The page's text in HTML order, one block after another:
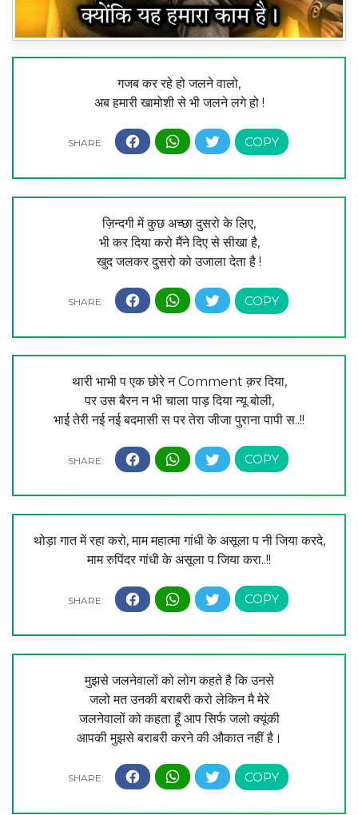
गजब कर रहे हो जलने वालो,
अब हमारी खामोशी से भी जलने लगे हो !
ज़िन्दगी में कुछ अच्छा दुसरो के लिए,
भी कर दिया करो मैंने दिए से सीखा है,
खुद जलकर दुसरो को उजाला देता है !
थारी भाभी प एक छोरे न Comment क़र दिया,
पर उस बैरन न भी चाला पाड़ दिया न्यू बोली,
भाई तेरी नई नई बदमासी स पर तेरा जीजा पुराना पापी स..!!
थोड़ा गात में रहा करो, माम महात्मा गांधी के असूला प नी जिया करदे,
माम रुपिंदर गांधी के असूला प जिया करा..!!
मुझसे जलनेवालों को लोग कहते है कि उनसे
जलो मत उनकी बराबरी करो लेकिन मै मेरे
जलनेवालों को कहता हूँ आप सिर्फ जलो क्यूंकी
आपकी मुझसे बराबरी करने की औकात नहीं है।